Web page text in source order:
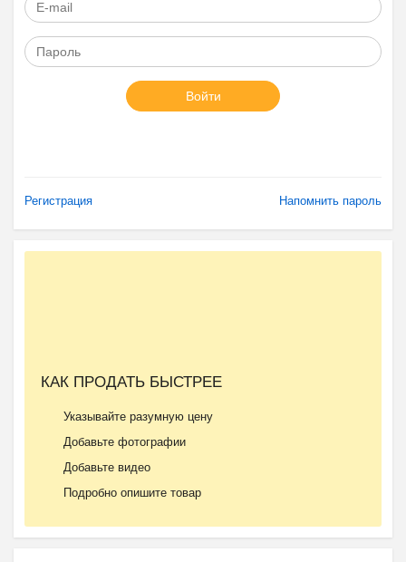
Войти
Регистрация Напомнить пароль
КАК ПРОДАТЬ БЫСТРЕЕ
Указывайте разумную цену
Добавьте фотографии
Добавьте видео
Подробно опишите товар